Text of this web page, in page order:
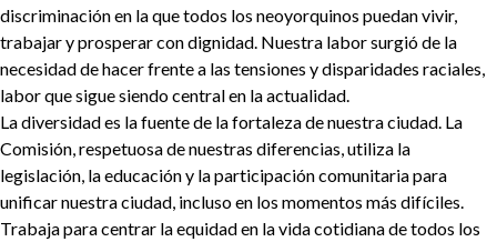
discriminación en la que todos los neoyorquinos puedan vivir,
trabajar y prosperar con dignidad. Nuestra labor surgió de la
necesidad de hacer frente a las tensiones y disparidades raciales,
labor que sigue siendo central en la actualidad.
La diversidad es la fuente de la fortaleza de nuestra ciudad. La
Comisión, respetuosa de nuestras diferencias, utiliza la
legislación, la educación y la participación comunitaria para
unificar nuestra ciudad, incluso en los momentos más difíciles.
Trabaja para centrar la equidad en la vida cotidiana de todos los